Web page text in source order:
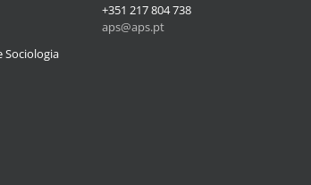
Sociologia
+351 217 804 738
aps@aps.pt